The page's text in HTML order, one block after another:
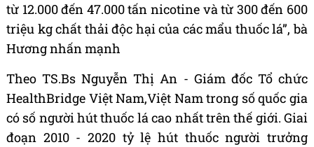
từ 12.000 đến 47.000 tấn nicotine và từ 300 đến 600
triệu kg chất thải độc hại của các mẩu thuốc lá”, bà
Hương nhấn mạnh
Theo TS.Bs Nguyễn Thị An - Giám đốc Tổ chức
HealthBridge Việt Nam,Việt Nam trong số quốc gia
có số người hút thuốc lá cao nhất trên thế giới. Giai
đoạn 2010 - 2020 tỷ lệ hút thuốc người trưởng